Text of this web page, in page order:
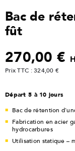
Bac de
fût
270,00 €
Prix TTC : 324,00 €
Départ 5 à 10 jours
Bac de rétention
Fabrication en acier
hydrocarbures
Utilisation statique –